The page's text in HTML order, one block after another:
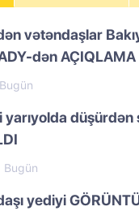
vətəndaşlar
dən AÇIQLAMA
Bugün
yarıyolda düşürdən
Bugün
yediyi